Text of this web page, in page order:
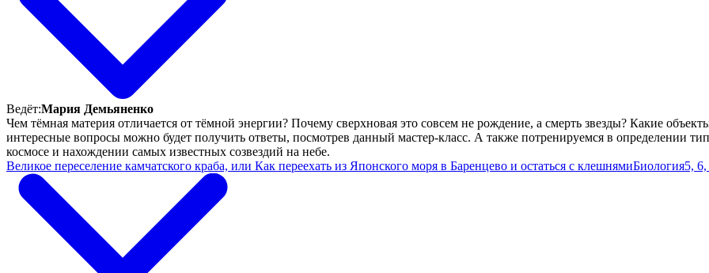
Ведёт:Мария Демьяненко
Чем тёмная материя отличается от тёмной энергии? Почему сверхновая это совсем не рождение, а смерть звезды? Какие
интересные вопросы можно будет получить ответы, посмотрев данный мастер-класс. А также потренируемся в определении
космосе и нахождении самых известных созвездий на небе.
Великое переселение камчатского краба, или Как переехать из Японского моря в Баренцево и остаться с клешнямиБиология5,